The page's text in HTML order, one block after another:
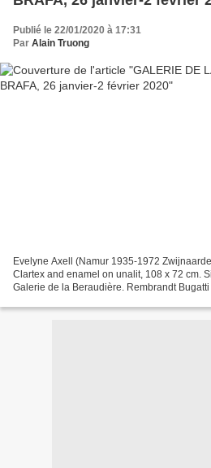
Publié le 22/01/2020 à 17:31
Par Alain Truong
Evelyne Axell (Namur 1935-1972
Clartex and enamel on unalit, 108 x 72 cm.
Galerie de la Beraudière. Rembrandt